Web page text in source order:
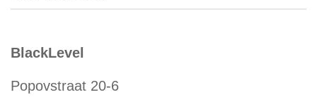
BlackLevel
Popovstraat 20-6